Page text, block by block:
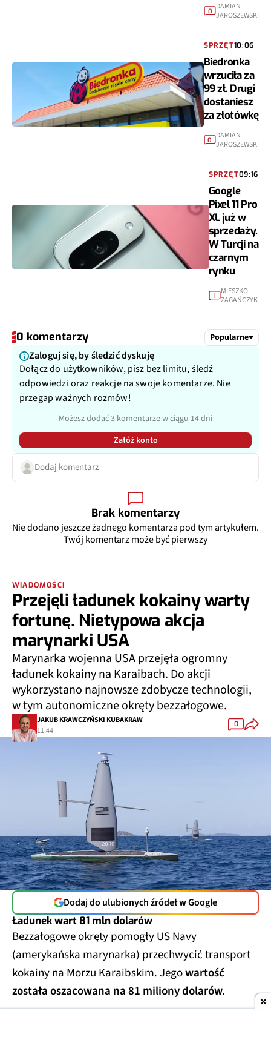
0
DAMIAN
JAROSZEWSKI
SPRZĘT10:06
Biedronka
wrzuciła za
99 zł. Drugi
dostaniesz
za złotówkę
0 DAMIAN
JAROSZEWSKI
SPRZĘT09:16
Google
Pixel 11 Pro
XL już w
sprzedaży.
W Turcji na
czarnym
rynku
1
MIESZKO
ZAGAŃCZYK
0 komentarzy Popularne
Zaloguj się, by śledzić dyskuję
Dołącz do użytkowników, pisz bez limitu, śledź
odpowiedzi oraz reakcje na swoje komentarze. Nie
przegap ważnych rozmów!
Możesz dodać 3 komentarze w ciągu 14 dni
Załóż konto
Dodaj komentarz
Brak komentarzy
Nie dodano jeszcze żadnego komentarza pod tym artykułem.
Twój komentarz może być pierwszy
WIADOMOŚCI
Przejęli ładunek kokainy warty
fortunę. Nietypowa akcja
marynarki USA
Marynarka wojenna USA przejęła ogromny
ładunek kokainy na Karaibach. Do akcji
wykorzystano najnowsze zdobycze technologii,
w tym autonomiczne okręty bezzałogowe.
JAKUB KRAWCZYŃSKI KUBAKRAW
11:44
0
Dodaj do ulubionych źródeł w Google
Ładunek wart 81 mln dolarów
Bezzałogowe okręty pomogły US Navy
(amerykańska marynarka) przechwycić transport
kokainy na Morzu Karaibskim. Jegowartość
została oszacowana na 81 miliony dolarów.